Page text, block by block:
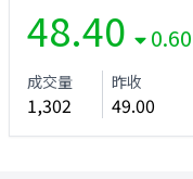
48.40
成交量
1,302
昨收
49.00